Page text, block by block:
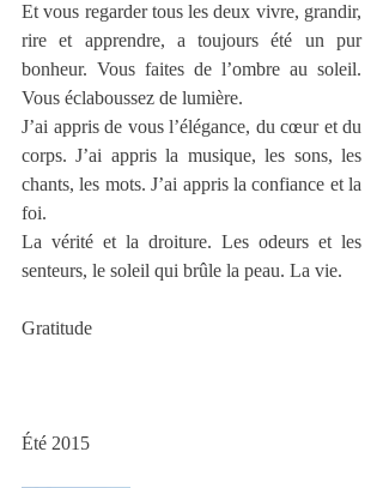
Et vous regarder tous les deux vivre, grandir,
rire et apprendre, a toujours été un pur
bonheur. Vous faites de l’ombre au soleil.
Vous éclaboussez de lumière.
J’ai appris de vous l’élégance, du cœur et du
corps. J’ai appris la musique, les sons, les
chants, les mots. J’ai appris la confiance et la
foi.
La vérité et la droiture. Les odeurs et les
senteurs, le soleil qui brûle la peau. La vie.
Gratitude
Été 2015